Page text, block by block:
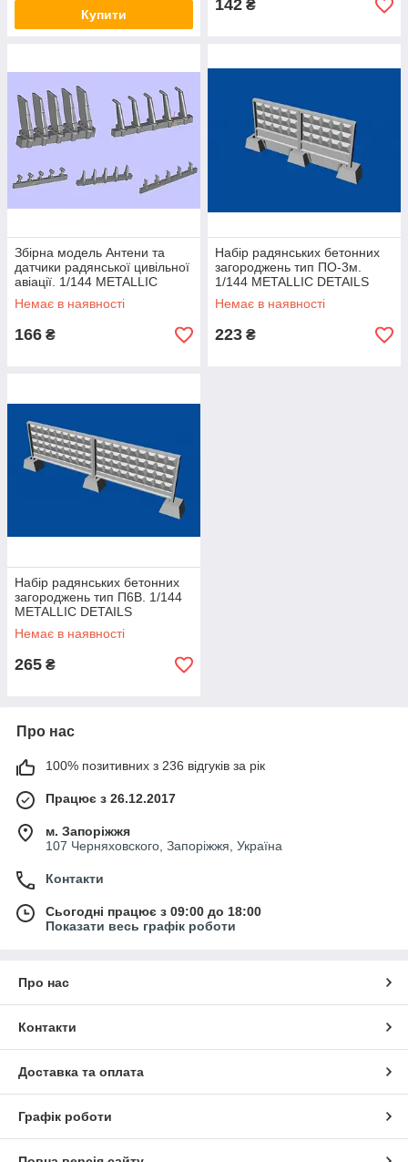
Купити
142 ₴
Збірна модель Антени та
датчики радянської цивільної
авіації. 1/144 METALLIC
DETAILS MDR14416
Немає в наявності
166 ₴
Набір радянських бетонних
загороджень тип ПО-3м.
1/144 METALLIC DETAILS
MDR14404
Немає в наявності
223 ₴
Набір радянських бетонних
загороджень тип П6В. 1/144
METALLIC DETAILS
MDR14405
Немає в наявності
265 ₴
Про нас
100% позитивних з 236 відгуків за рік
Працює з 26.12.2017
м. Запоріжжя
107 Черняховского, Запоріжжя, Україна
Контакти
Сьогодні працює з 09:00 до 18:00
Показати весь графік роботи
Про нас
Контакти
Доставка та оплата
Графік роботи